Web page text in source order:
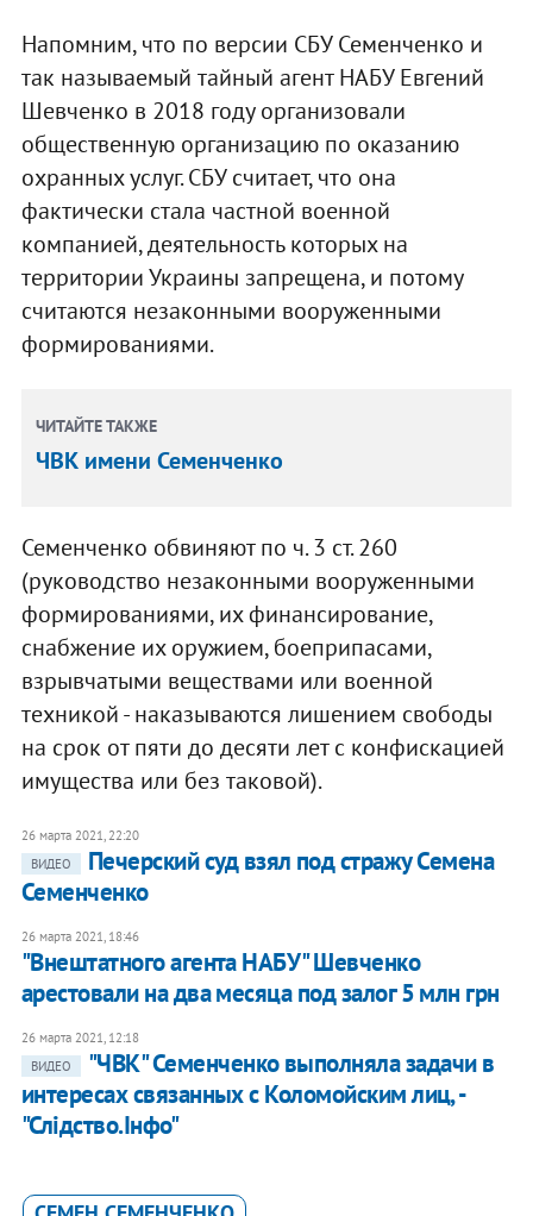
Напомним, что по версии СБУ Семенченко и
так называемый тайный агент НАБУ Евгений
Шевченко в 2018 году организовали
общественную организацию по оказанию
охранных услуг. СБУ считает, что она
фактически стала частной военной
компанией, деятельность которых на
территории Украины запрещена, и потому
считаются незаконными вооруженными
формированиями.
ЧИТАЙТЕ ТАКЖЕ
ЧВК имени Семенченко
Семенченко обвиняют по ч. 3 ст. 260
(руководство незаконными вооруженными
формированиями, их финансирование,
снабжение их оружием, боеприпасами,
взрывчатыми веществами или военной
техникой - наказываются лишением свободы
на срок от пяти до десяти лет с конфискацией
имущества или без таковой).
26 марта 2021, 22:20
ВИДЕО
Печерский суд взял под стражу Семена
Семенченко
26 марта 2021, 18:46
"Внештатного агента НАБУ" Шевченко
арестовали на два месяца под залог 5 млн грн
26 марта 2021, 12:18
ВИДЕО
"ЧВК" Семенченко выполняла задачи в
интересах связанных с Коломойским лиц, -
"Слідство.Інфо"